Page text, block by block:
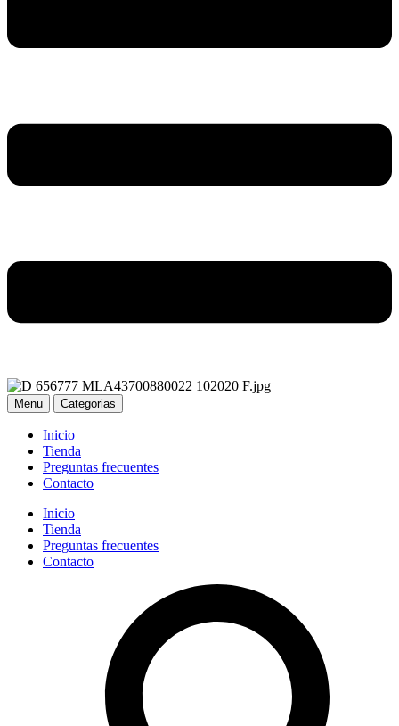
Menu Categorias
Inicio
Tienda
Preguntas frecuentes
Contacto
Inicio
Tienda
Preguntas frecuentes
Contacto